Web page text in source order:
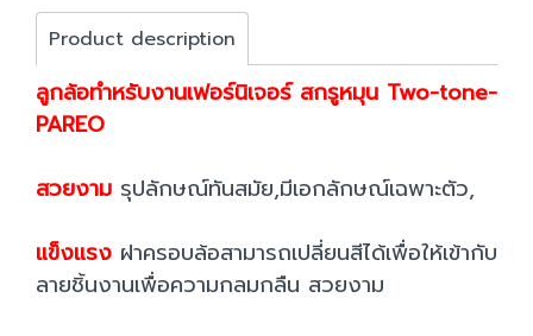
Product description
ลูกล้อทำหรับงานเฟอร์นิเจอร์ สกรูหมุน Two-tone-
PAREO
สวยงาม รุปลักษณ์ทันสมัย,มีเอกลักษณ์เฉพาะตัว,
แข็งแรง ฝาครอบล้อสามารถเปลี่ยนสีได้เพื่อให้เข้ากับ
ลายชิ้นงานเพื่อความกลมกลืน สวยงาม